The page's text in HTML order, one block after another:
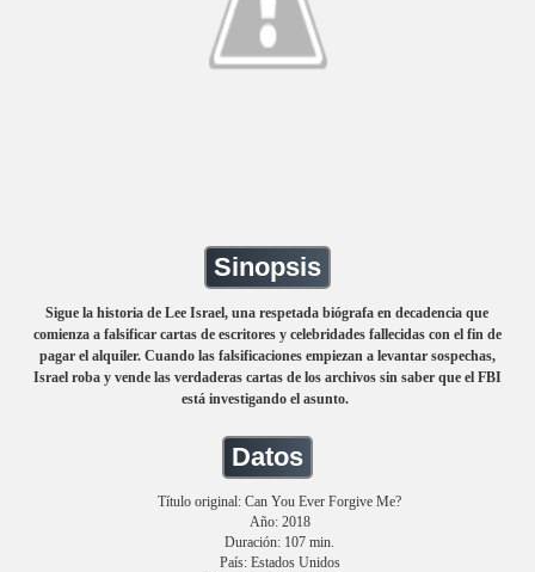
Sinopsis
Sigue la historia de Lee Israel, una respetada biógrafa en decadencia que
comienza a falsificar cartas de escritores y celebridades fallecidas con el fin de
pagar el alquiler. Cuando las falsificaciones empiezan a levantar sospechas,
Israel roba y vende las verdaderas cartas de los archivos sin saber que el FBI
está investigando el asunto.
Datos
Título original: Can You Ever Forgive Me?
Año: 2018
Duración: 107 min.
País: Estados Unidos